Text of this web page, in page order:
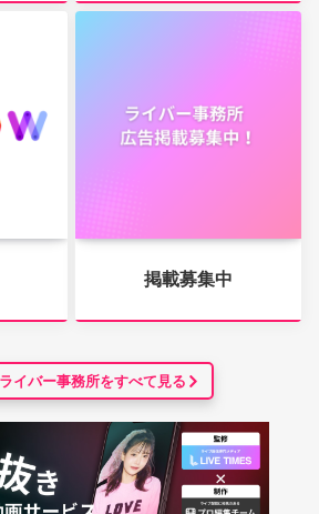
掲載募集中
イバー事務所をすべて見る